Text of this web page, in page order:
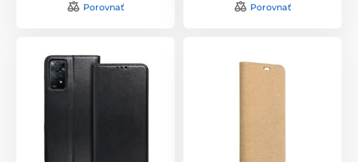
Porovnať Porovnať